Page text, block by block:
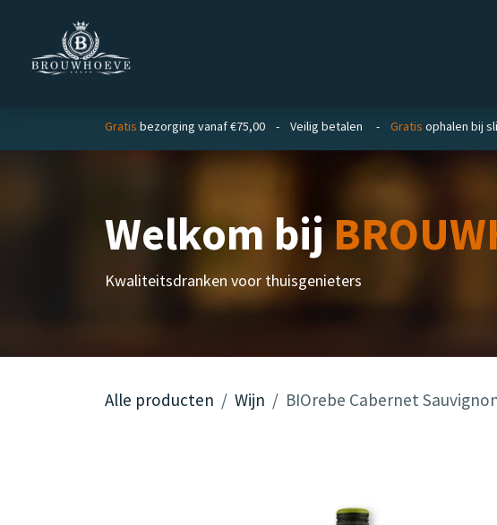
Gratis bezorging vanaf €75,00 - Veilig betalen - Gratis ophalen bij
Welkom bij
Kwaliteitsdranken voor thuisgenieters
Alle producten Wijn BIOrebe Cabernet